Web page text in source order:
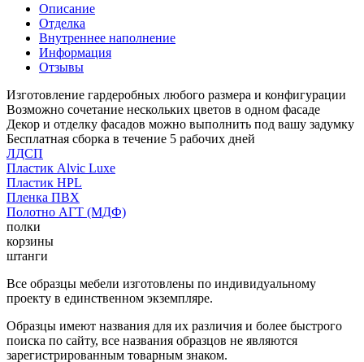
Описание
Отделка
Внутреннее наполнение
Информация
Отзывы
Изготовление гардеробных любого размера и конфигурации
Возможно сочетание нескольких цветов в одном фасаде
Декор и отделку фасадов можно выполнить под вашу задумку
Бесплатная сборка в течение 5 рабочих дней
ЛДСП
Пластик Alvic Luxe
Пластик HPL
Пленка ПВХ
Полотно АГТ (МДФ)
полки
корзины
штанги
Все образцы мебели изготовлены по индивидуальному
проекту в единственном экземпляре.
Образцы имеют названия для их различия и более быстрого
поиска по сайту, все названия образцов не являются
зарегистрированным товарным знаком.